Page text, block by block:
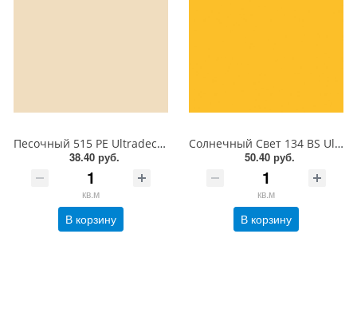
Песочный 515 PE Ultradecor ЛДСП 18 мм
38.40 руб.
кв.м
В корзину
Солнечный Свет 134 BS Ultradecor ЛДСП 18 мм
50.40 руб.
кв.м
В корзину